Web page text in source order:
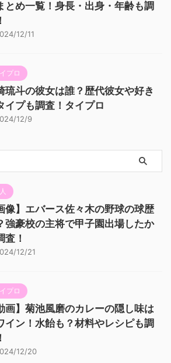
とめ一覧！身長・出身・年齢も調
12/11
プロ
琉斗の彼女は誰？歴代彼女や好き
イプも調査！タイプロ
12/9
像】エバース佐々木の野球の球歴
強豪校の主将で甲子園出場したか
査！
12/21
プロ
画】菊池風磨のカレーの隠し味は
イン！水飴も？材料やレシピも調
12/20